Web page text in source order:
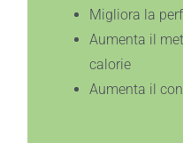
Migliora la
Aumenta il
calorie
Aumenta il